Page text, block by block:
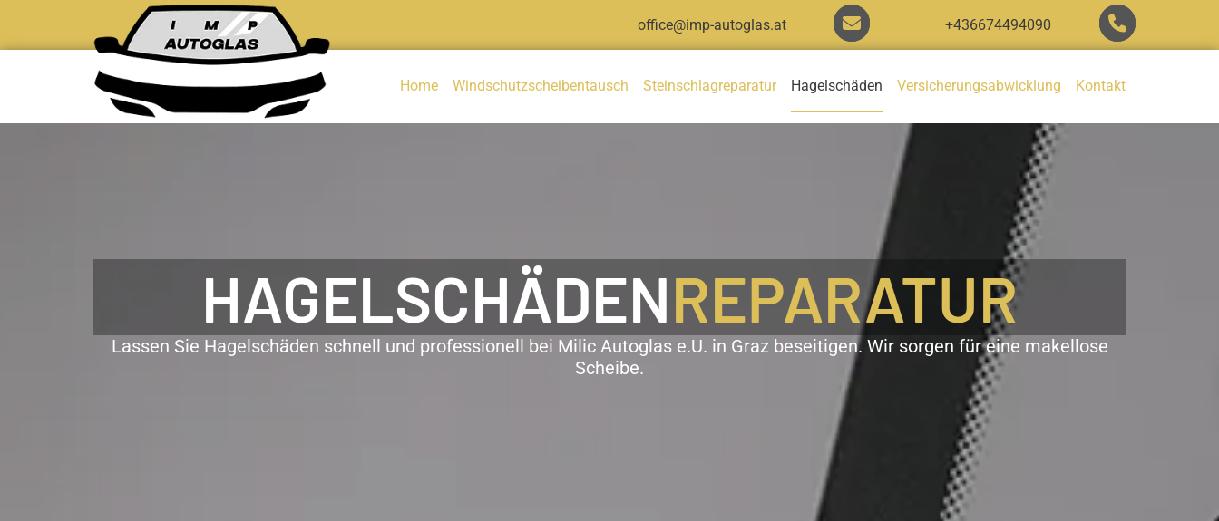
office@imp-autoglas.at  +436674494090 
Home Windschutzscheibentausch Steinschlagreparatur Hagelschäden Versicherungsabwicklung Kontakt
HAGELSCHÄDENREPARATUR
Lassen Sie Hagelschäden schnell und professionell bei Milic Autoglas e.U. in Graz beseitigen. Wir sorgen für eine makellose
Scheibe.